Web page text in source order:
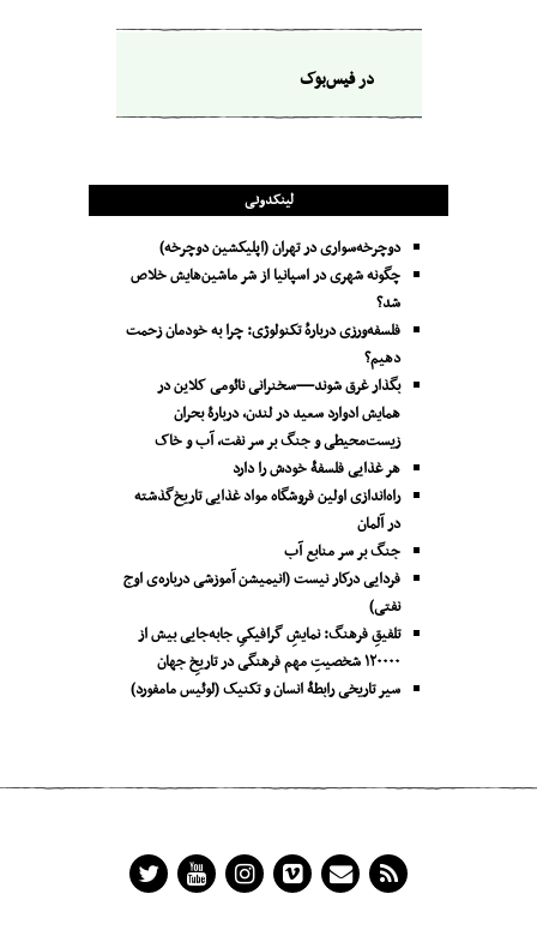
در فیس‌بوک
لینکدونی
دوچرخه‌سواری در تهران (اپلیکشین دوچرخه)
چگونه شهری در اسپانیا از شر ماشین‌هایش خلاص
شد؟
فلسفه‌ورزی دربارهٔ تکنولوژی: چرا به خودمان زحمت
دهیم؟
بگذار غرق شوند—سخنرانی نائومی کلاین در
همایش ادوارد سعید در لندن، دربارۀ بحران
زیست‌محیطی و جنگ بر سر نفت، آب و خاک
هر غذایی فلسفۀ خودش را دارد
راه‌اندازی اولین فروشگاه مواد غذایی تاریخ‌گذشته
در آلمان
جنگ بر سر منابع آب
فردایی درکار نیست (انیمیشن آموزشی درباره‌ی اوج
نفتی)
تلفیقِ فرهنگ: نمایشِ گرافیکیِ جا‌به‌جایی بیش از
۱۲۰۰۰۰ شخصیتِ مهم فرهنگی در تاریخِ جهان
سیر تاریخی رابطۀ انسان و تکنیک (لوئیس مامفورد)